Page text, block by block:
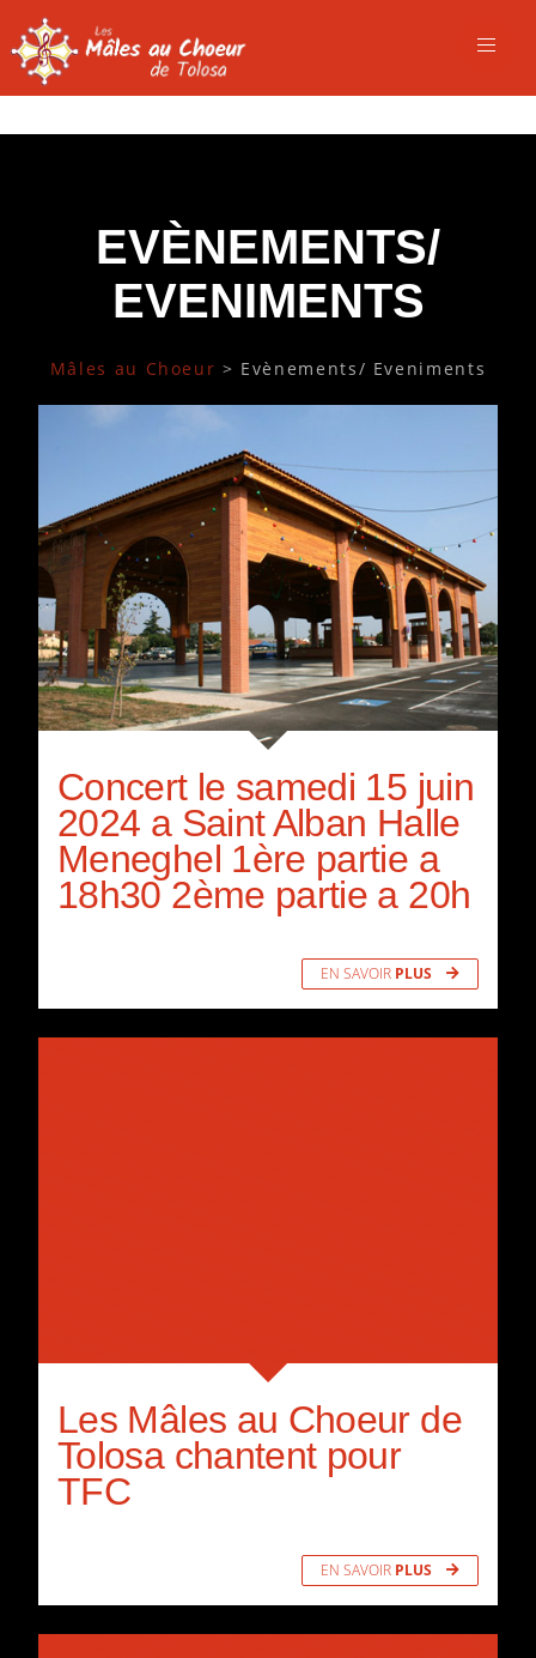
EVÈNEMENTS/
EVENIMENTS
Mâles au Choeur > Evènements/ Eveniments
Concert le samedi 15 juin
2024 a Saint Alban Halle
Meneghel 1ère partie a
18h30 2ème partie a 20h
EN SAVOIR PLUS
Les Mâles au Choeur de
Tolosa chantent pour
TFC
EN SAVOIR PLUS